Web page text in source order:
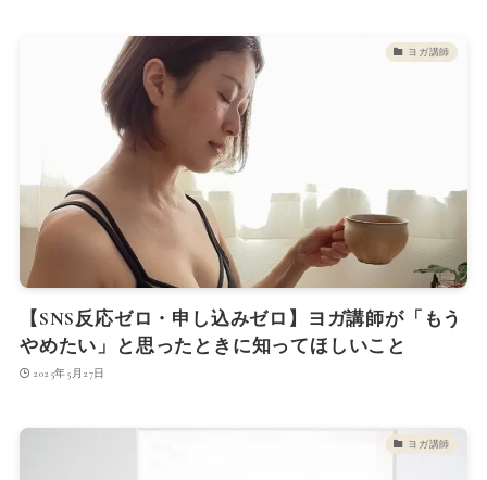
ヨガ講師
【SNS反応ゼロ・申し込みゼロ】ヨガ講師が「もう
やめたい」と思ったときに知ってほしいこと
2025年5月27日
ヨガ講師